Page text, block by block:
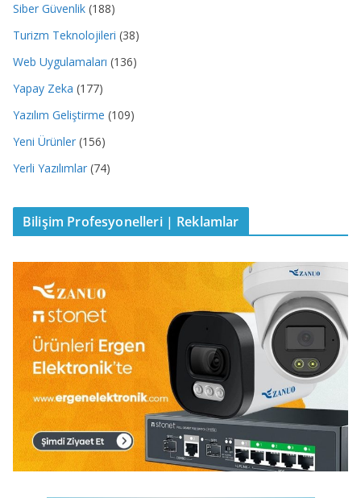
Siber Güvenlik (188)
Turizm Teknolojileri (38)
Web Uygulamaları (136)
Yapay Zeka (177)
Yazılım Geliştirme (109)
Yeni Ürünler (156)
Yerli Yazılımlar (74)
Bilişim Profesyonelleri | Reklamlar